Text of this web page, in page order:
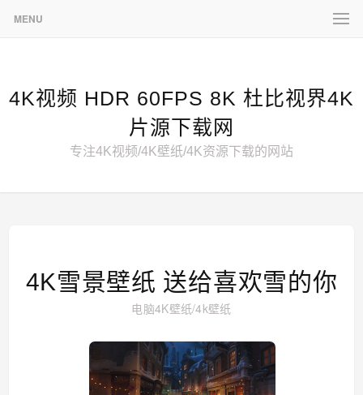
MENU
4K视频 HDR 60FPS 8K 杜比视界4K
片源下载网
专注4K视频/4K壁纸/4K资源下载的网站
4K雪景壁纸 送给喜欢雪的你
电脑4K壁纸/4k壁纸